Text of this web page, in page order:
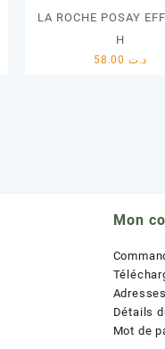
LA ROCHE POSAY
H
د.ت
Mon
Adresses
Détails
Mot de